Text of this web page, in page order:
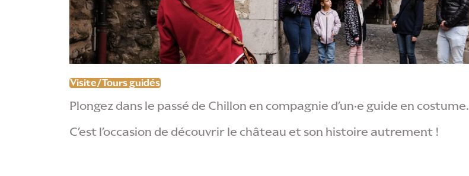
Visite/Tours guidés
Plongez dans le passé de Chillon en compagnie d’un·e guide en costume.
C’est l’occasion de découvrir le château et son histoire autrement !